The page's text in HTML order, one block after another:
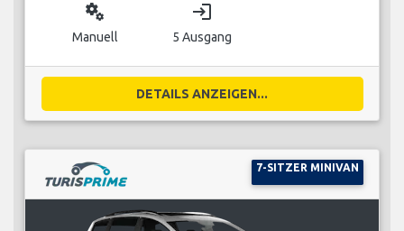
miscellaneous_services
Manuell
login
5 Ausgang
DETAILS ANZEIGEN...
7-SITZER MINIVAN